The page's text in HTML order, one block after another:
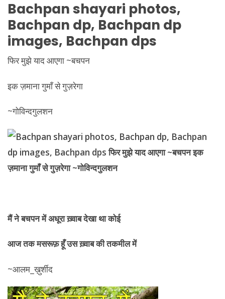
Bachpanshayari photos,
Bachpan dp, Bachpan dp
images, Bachpan dps
फिर मुझे याद आएगा ~बचपन
इक ज़माना गुमाँ से गुज़रेगा
~गोविन्दगुलशन
मैं ने बचपन में अधूरा ख़्वाब देखा था कोई
आज तक मसरूफ़ हूँ उस ख़्वाब की तकमील में
~आलम_ख़ुर्शीद